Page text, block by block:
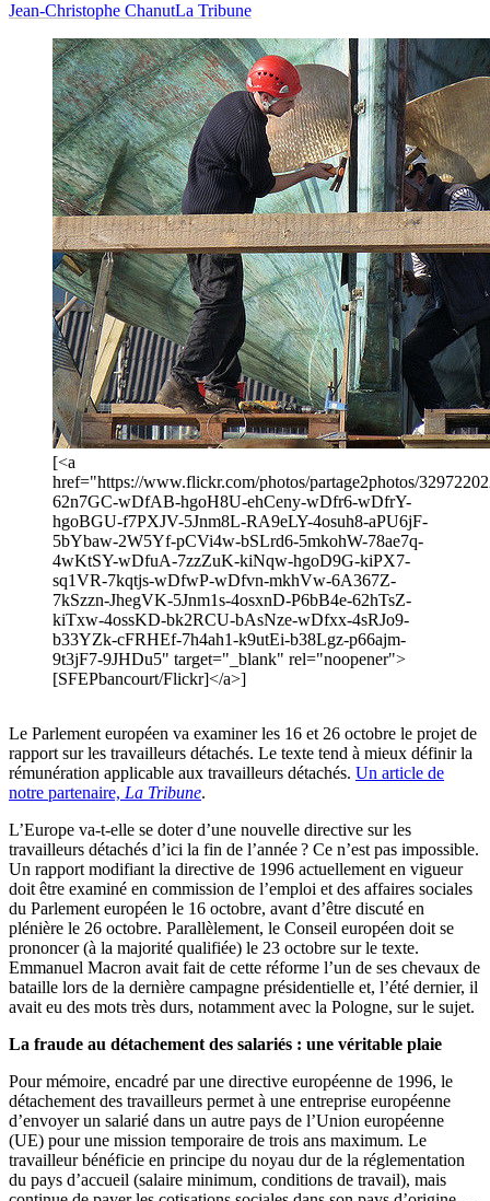
Jean-Christophe ChanutLa Tribune
[<a
href="https://www.flickr.com/photos/partage2photos/
62n7GC-wDfAB-hgoH8U-ehCeny-wDfr6-wDfrY-
hgoBGU-f7PXJV-5Jnm8L-RA9eLY-4osuh8-aPU6jF-
5bYbaw-2W5Yf-pCVi4w-bSLrd6-5mkohW-78ae7q-
4wKtSY-wDfuA-7zzZuK-kiNqw-hgoD9G-kiPX7-
sq1VR-7kqtjs-wDfwP-wDfvn-mkhVw-6A367Z-
7kSzzn-JhegVK-5Jnm1s-4osxnD-P6bB4e-62hTsZ-
kiTxw-4ossKD-bk2RCU-bAsNze-wDfxx-4sRJo9-
b33YZk-cFRHEf-7h4ah1-k9utEi-b38Lgz-p66ajm-
9t3jF7-9JHDu5" target="_blank" rel="noopener">
[SFEPbancourt/Flickr]</a>]
Le Parlement européen va examiner les 16 et 26 octobre le projet de
rapport sur les travailleurs détachés. Le texte tend à mieux définir la
rémunération applicable aux travailleurs détachés. Un article de
notre partenaire, La Tribune.
L’Europe va-t-elle se doter d’une nouvelle directive sur les
travailleurs détachés d’ici la fin de l’année ? Ce n’est pas impossible.
Un rapport modifiant la directive de 1996 actuellement en vigueur
doit être examiné en commission de l’emploi et des affaires sociales
du Parlement européen le 16 octobre, avant d’être discuté en
plénière le 26 octobre. Parallèlement, le Conseil européen doit se
prononcer (à la majorité qualifiée) le 23 octobre sur le texte.
Emmanuel Macron avait fait de cette réforme l’un de ses chevaux de
bataille lors de la dernière campagne présidentielle et, l’été dernier, il
avait eu des mots très durs, notamment avec la Pologne, sur le sujet.
La fraude au détachement des salariés : une véritable plaie
Pour mémoire, encadré par une directive européenne de 1996, le
détachement des travailleurs permet à une entreprise européenne
d’envoyer un salarié dans un autre pays de l’Union européenne
(UE) pour une mission temporaire de trois ans maximum. Le
travailleur bénéficie en principe du noyau dur de la réglementation
du pays d’accueil (salaire minimum, conditions de travail), mais